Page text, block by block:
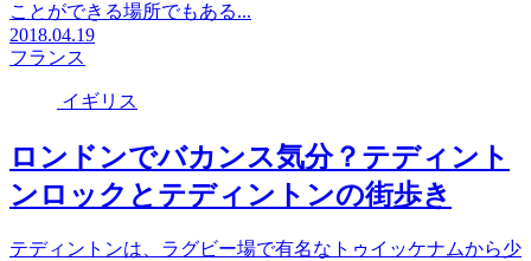
ことができる場所でもある...
2018.04.19
フランス
イギリス
ロンドンでバカンス気分？テディント
ンロックとテディントンの街歩き
テディントンは、ラグビー場で有名なトゥイッケナムから少